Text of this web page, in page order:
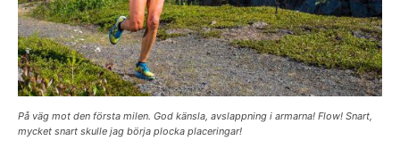
På väg mot den första milen. God känsla, avslappning i armarna! Flow! Snart,
mycket snart skulle jag börja plocka placeringar!